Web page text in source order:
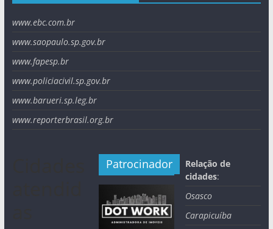
www.ebc.com.br
www.saopaulo.sp.gov.br
www.fapesp.br
www.policiacivil.sp.gov.br
www.barueri.sp.leg.br
www.reporterbrasil.org.br
Patrocinador
Relação de
cidades:
Osasco
Carapicuíba